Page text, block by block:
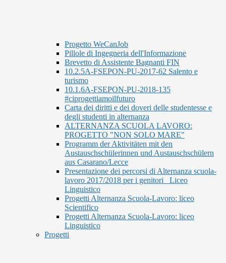
Progetto WeCanJob
Pillole di Ingegneria dell'Informazione
Brevetto di Assistente Bagnanti FIN
10.2.5A-FSEPON-PU-2017-62 Salento e
turismo
10.1.6A-FSEPON-PU-2018-135
#ciprogettiamoilfuturo
Carta dei diritti e dei doveri delle studentesse e
degli studenti in alternanza
ALTERNANZA SCUOLA LAVORO:
PROGETTO "NON SOLO MARE"
Programm der Aktivitäten mit den
Austauschschülerinnen und Austauschschülern
aus Casarano/Lecce
Presentazione dei percorsi di Alternanza scuola-
lavoro 2017/2018 per i genitori_ Liceo
Linguistico
Progetti Alternanza Scuola-Lavoro: liceo
Scientifico
Progetti Alternanza Scuola-Lavoro: liceo
Linguistico
Progetti